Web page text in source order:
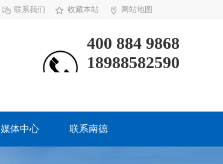
联系我们 收藏本站 网站地图
400 884 9868
18988582590
媒体中心 联系南德